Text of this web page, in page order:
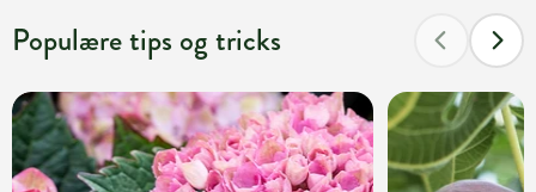
Populære tips og tricks